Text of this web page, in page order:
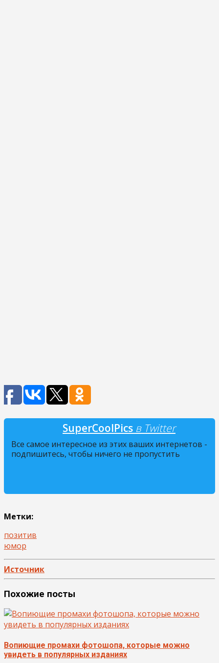
SuperCoolPics в Twitter
Все самое интересное из этих ваших интернетов -
подпишитесь, чтобы ничего не пропустить
Метки:
позитив
юмор
Источник
Похожие посты
Вопиющие промахи фотошопа, которые можно
увидеть в популярных изданиях